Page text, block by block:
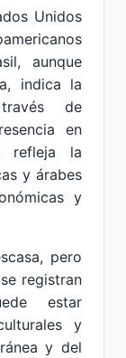
Unidos
aunque
indica la
de
en
refleja la
y árabes
y
pero
registran
estar
y
y del